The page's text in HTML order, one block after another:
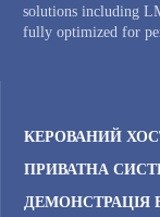
solutions including
fully optimized for
КЕРОВАНИЙ
ПРИВАТНА
ДЕМОНСТРАЦІЯ